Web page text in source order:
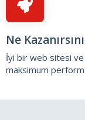
Ne
İyi bir web sitesi
maksimum